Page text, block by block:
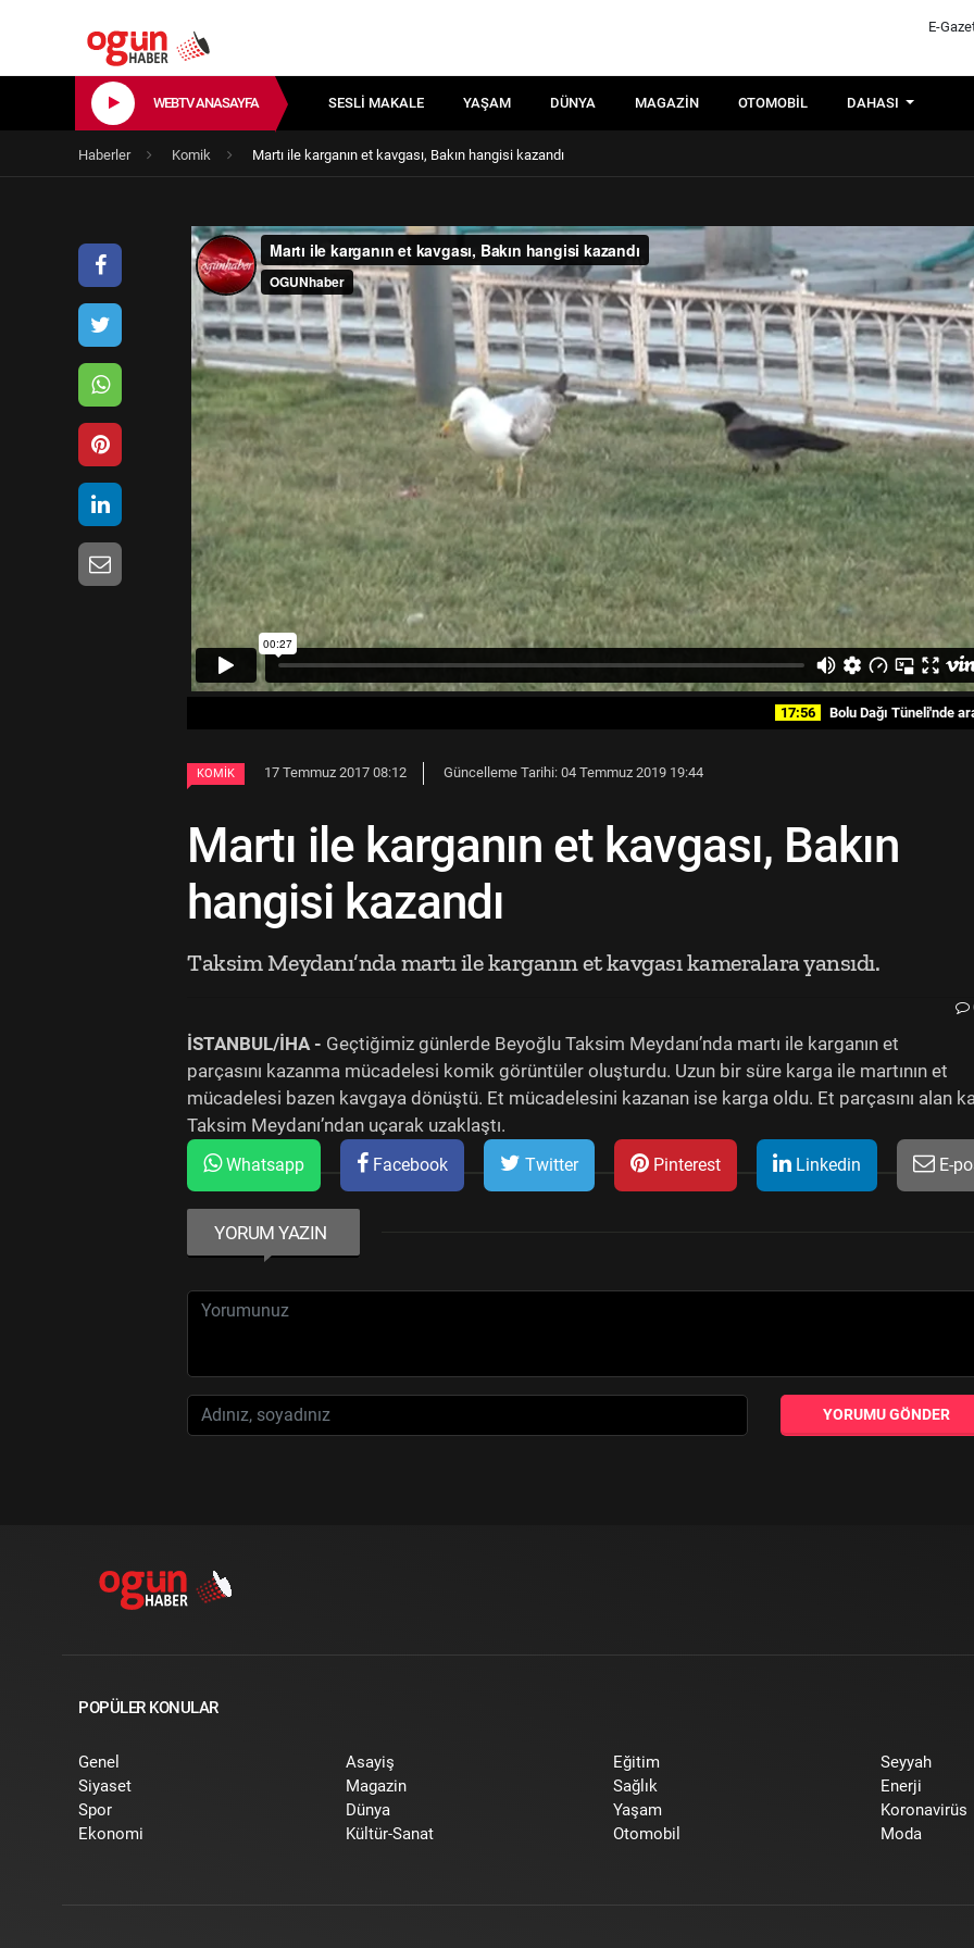
E-
WEBTV ANASAYFA SESLI MAKALE YAŞAM DÜNYA MAGAZIN OTOMOBIL DAHASI
Haberler Komik Martı ile karganın et kavgası, Bakın hangisi kazandı
17:56 Bolu Dağı Tüneli'nde araç
KOMIK 17 Temmuz 2017 08:12 Güncelleme Tarihi: 04 Temmuz 2019 19:44
Martı ile karganın et kavgası, Bakın
hangisi kazandı
Taksim Meydanı’nda martı ile karganın et kavgası kameralara yansıdı.
İSTANBUL/İHA - Geçtiğimiz günlerde Beyoğlu Taksim Meydanı’nda martı ile karganın et
parçasını kazanma mücadelesi komik görüntüler oluşturdu. Uzun bir süre karga ile martının et
mücadelesi bazen kavgaya dönüştü. Et mücadelesini kazanan ise karga oldu. Et parçasını alan
Taksim Meydanı’ndan uçarak uzaklaştı.
Whatsapp Facebook Twitter Pinterest Linkedin E-
YORUM YAZIN
YORUMU GÖNDER
POPÜLER KONULAR
Genel
Siyaset
Spor
Ekonomi
Asayiş
Magazin
Dünya
Kültür-Sanat
Eğitim
Sağlık
Yaşam
Otomobil
Seyyah
Enerji
Koronavirüs
Moda